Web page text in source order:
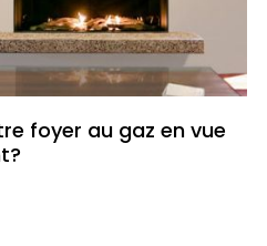
foyer au gaz en vue